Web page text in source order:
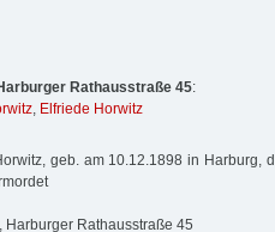
Rathausstraße 45:
, Elfriede Horwitz
geb. am 10.12.1898 in Harburg,
Harburger Rathausstraße 45